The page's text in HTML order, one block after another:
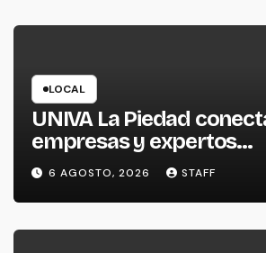
LOCAL
UNIVA La Piedad
empresas y expertos
internacionales para
productividad
6 AGOSTO, 2026 STAFF